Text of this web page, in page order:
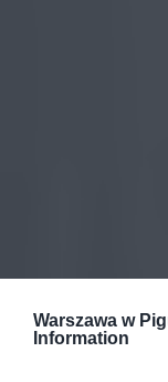
Warszawa w
Information